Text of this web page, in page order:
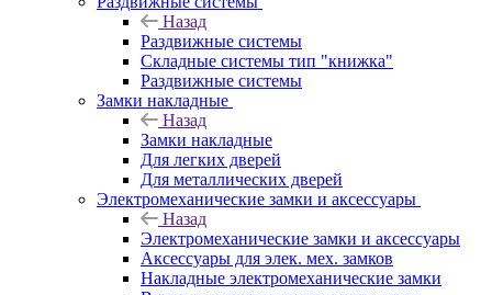
Назад
Раздвижные системы
Складные системы тип "книжка"
Раздвижные системы
Замки накладные
Назад
Замки накладные
Для легких дверей
Для металлических дверей
Электромеханические замки и аксессуары
Назад
Электромеханические замки и аксессуары
Аксессуары для элек. мех. замков
Накладные электромеханические замки